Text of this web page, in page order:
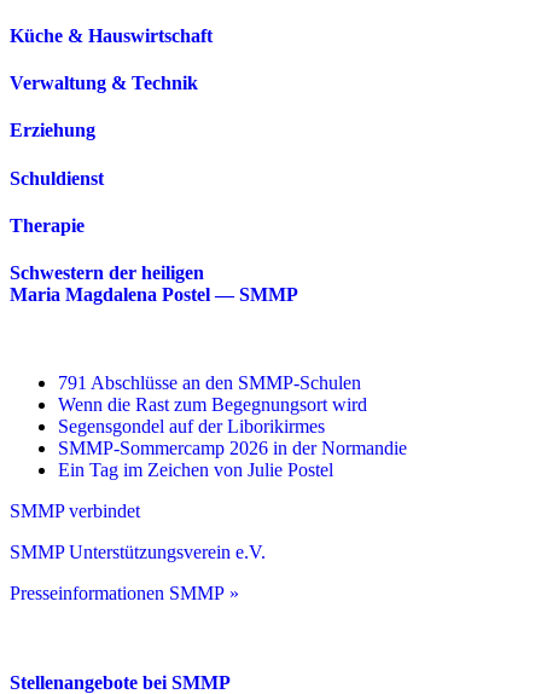
Küche & Hauswirtschaft
Verwaltung & Technik
Erziehung
Schuldienst
Therapie
Schwestern der heiligen
Maria Magdalena Postel — SMMP
791 Abschlüsse an den SMMP-Schulen
Wenn die Rast zum Begegnungsort wird
Segensgondel auf der Liborikirmes
SMMP-Sommercamp 2026 in der Normandie
Ein Tag im Zeichen von Julie Postel
SMMP verbindet
SMMP Unterstützungsverein e.V.
Presseinformationen SMMP »
Stellenangebote bei SMMP